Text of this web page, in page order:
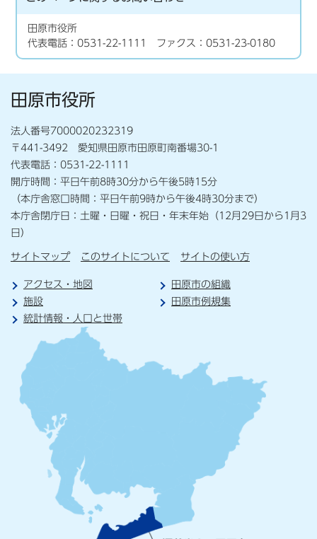
田原市役所
代表電話：0531-22-1111 ファクス：0531-23-0180
田原市役所
法人番号7000020232319
〒441-3492 愛知県田原市田原町南番場30-1
代表電話：0531-22-1111
開庁時間：平日午前8時30分から午後5時15分
（本庁舎窓口時間：平日午前9時から午後4時30分まで）
本庁舎閉庁日：土曜・日曜・祝日・年末年始（12月29日から1月3
日）
サイトマップ このサイトについて サイトの使い方
アクセス・地図
田原市の組織
施設
田原市例規集
統計情報・人口と世帯